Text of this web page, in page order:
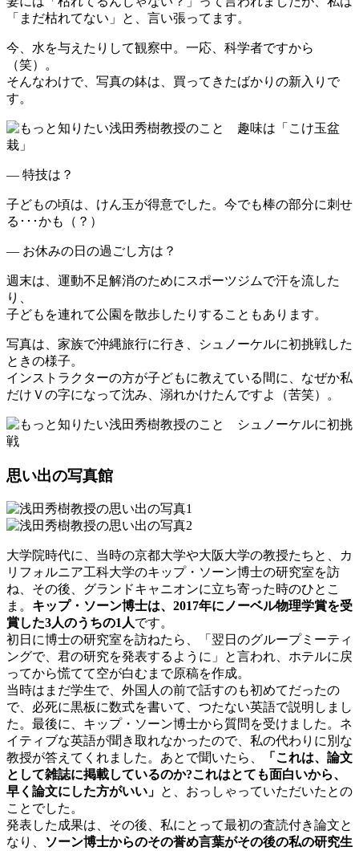
「まだ枯れてない」と、言い張ってます。
今、水を与えたりして観察中。一応、科学者ですから
（笑）。
そんなわけで、写真の鉢は、買ってきたばかりの新入りで
す。
― 特技は？
子どもの頃は、けん玉が得意でした。今でも棒の部分に刺せ
る･･･かも（？）
― お休みの日の過ごし方は？
週末は、運動不足解消のためにスポーツジムで汗を流した
り、
子どもを連れて公園を散歩したりすることもあります。
写真は、家族で沖縄旅行に行き、シュノーケルに初挑戦した
ときの様子。
インストラクターの方が子どもに教えている間に、なぜか私
だけＶの字になって沈み、溺れかけたんですよ（苦笑）。
思い出の写真館
大学院時代に、当時の京都大学や大阪大学の教授たちと、カ
リフォルニア工科大学のキップ・ソーン博士の研究室を訪
ね、その後、グランドキャニオンに立ち寄った時のひとこ
ま。 キップ・ソーン博士は、2017年にノーベル物理学賞を受
賞した3人のうちの1人です。
初日に博士の研究室を訪ねたら、「翌日のグループミーティ
ングで、君の研究を発表するように」と言われ、ホテルに戻
ってから慌てて空が白むまで原稿を作成。
当時はまだ学生で、外国人の前で話すのも初めてだったの
で、必死に黒板に数式を書いて、つたない英語で説明しまし
た。最後に、キップ・ソーン博士から質問を受けました。ネ
イティブな英語が聞き取れなかったので、私の代わりに別な
教授が答えてくれました。あとで聞いたら、
「これは、論文
として雑誌に掲載しているのか?これはとても面白いから、
早く論文にした方がいい」 と、おっしゃっていただいたとの
ことでした。
発表した成果は、その後、私にとって最初の査読付き論文と
なり、
ソーン博士からのその誉め言葉がその後の私の研究生